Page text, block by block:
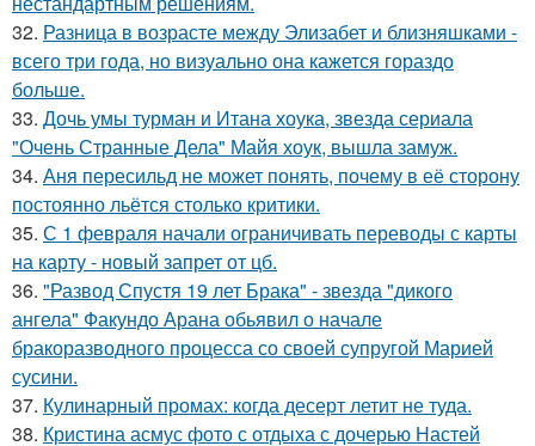
32. Разница в возрасте между Элизабет и близняшками -
всего три года, но визуально она кажется гораздо
больше.
33. Дочь умы турман и Итана хоука, звезда сериала
"Очень Странные Дела" Майя хоук, вышла замуж.
34. Аня пересильд не может понять, почему в её сторону
постоянно льётся столько критики.
35. С 1 февраля начали ограничивать переводы с карты
на карту - новый запрет от цб.
36. "Развод Спустя 19 лет Брака" - звезда "дикого
ангела" Факундо Арана обьявил о начале
бракоразводного процесса со своей супругой Марией
сусини.
37. Кулинарный промах: когда десерт летит не туда.
38. Кристина асмус фото с отдыха с дочерью Настей